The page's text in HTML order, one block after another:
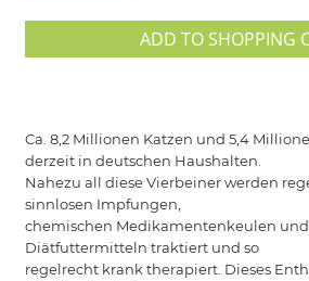
ADD TO SHOPPING
Ca. 8,2 Millionen Katzen und 5,4
derzeit in deutschen Haushalten.
Nahezu all diese Vierbeiner werden
sinnlosen Impfungen,
chemischen Medikamentenkeulen
Diätfuttermitteln traktiert und so
regelrecht krank therapiert. Dieses